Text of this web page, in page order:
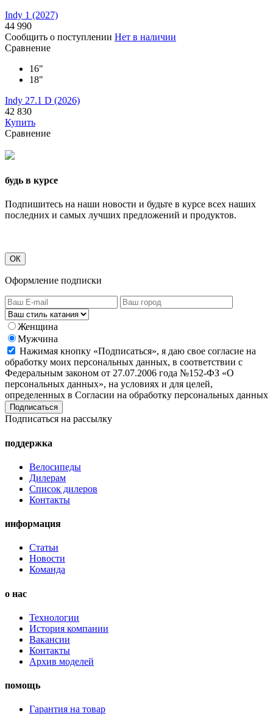
Indy 1 (2027)
44 990
Сообщить о поступлении Нет в наличии
Сравнение
16"
18"
Indy 27.1 D (2026)
42 830
Купить
Сравнение
будь в курсе
Подпишитесь на наши новости и будьте в курсе всех наших
последних и самых лучших предложений и продуктов.
ОК
Оформление подписки
Женщина
Мужчина
Нажимая кнопку «Подписаться», я даю свое согласие на
обработку моих персональных данных, в соответствии с
Федеральным законом от 27.07.2006 года №152-ФЗ «О
персональных данных», на условиях и для целей,
определенных в Согласии на обработку персональных данных
Подписаться на рассылку
поддержка
Велосипеды
Дилерам
Список дилеров
Контакты
информация
Статьи
Новости
Команда
о нас
Технологии
История компании
Вакансии
Контакты
Архив моделей
помощь
Гарантия на товар